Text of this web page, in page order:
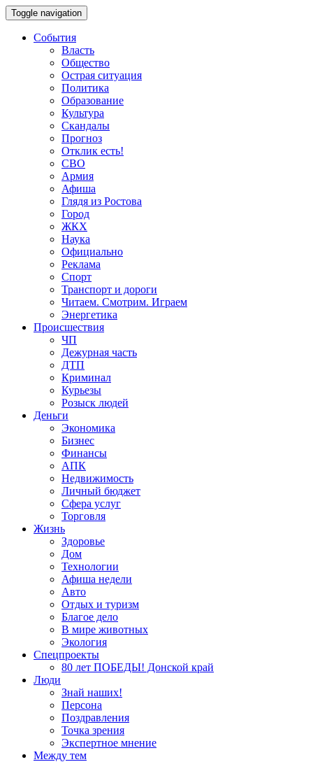
Toggle navigation
События
Власть
Общество
Острая ситуация
Политика
Образование
Культура
Скандалы
Прогноз
Отклик есть!
СВО
Армия
Афиша
Глядя из Ростова
Город
ЖКХ
Наука
Официально
Реклама
Спорт
Транспорт и дороги
Читаем. Смотрим. Играем
Энергетика
Происшествия
ЧП
Дежурная часть
ДТП
Криминал
Курьезы
Розыск людей
Деньги
Экономика
Бизнес
Финансы
АПК
Недвижимость
Личный бюджет
Сфера услуг
Торговля
Жизнь
Здоровье
Дом
Технологии
Афиша недели
Авто
Отдых и туризм
Благое дело
В мире животных
Экология
Спецпроекты
80 лет ПОБЕДЫ! Донской край
Люди
Знай наших!
Персона
Поздравления
Точка зрения
Экспертное мнение
Между тем